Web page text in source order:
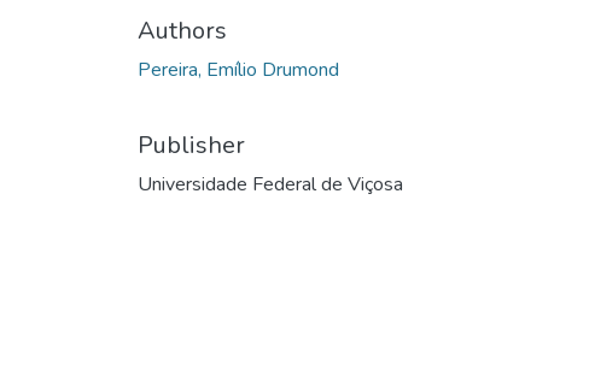
Authors
Pereira, Emílio Drumond
Publisher
Universidade Federal de Viçosa